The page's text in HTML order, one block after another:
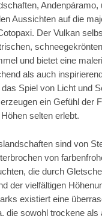
Andenpáramo,
Aussichten auf die
Der Vulkan
und bietet eine
als auch
Spiel von Licht und
ein Gefühl der
selten erlebt.
sind von
von
die durch
der vielfältigen
existiert eine
die sowohl trockene als